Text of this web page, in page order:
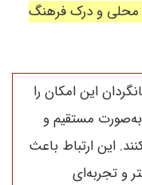
محلی و درک فرهنگ
این امکان را
مستقیم و
این ارتباط باعث
و تجربه‌ای